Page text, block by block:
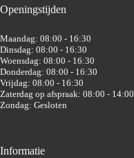
Openingstijden
Maandag: 08:00 - 16:30
Dinsdag: 08:00 - 16:30
Woensdag: 08:00 - 16:30
Donderdag: 08:00 - 16:30
Vrijdag: 08:00 - 16:30
Zaterdag op afspraak: 08:00 - 14:00
Zondag: Gesloten
Informatie